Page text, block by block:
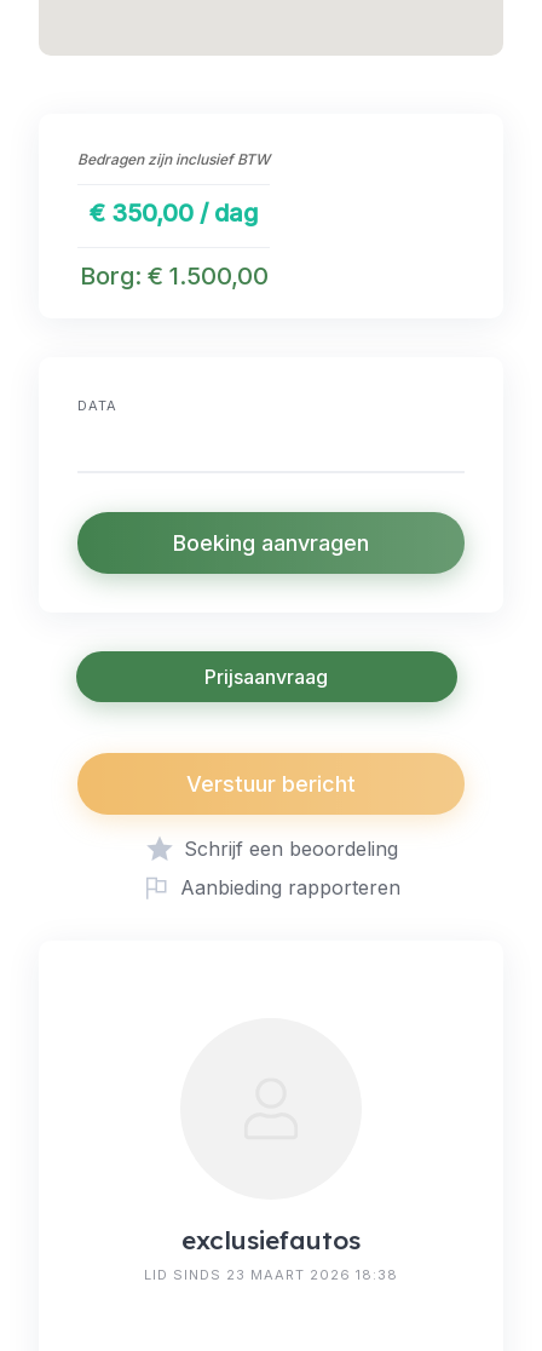
Bedragen zijn inclusief BTW
€ 350,00 / dag
Borg: € 1.500,00
DATA
Boeking aanvragen
Prijsaanvraag
Verstuur bericht
Schrijf een beoordeling
Aanbieding rapporteren
exclusiefautos
LID SINDS 23 MAART 2026 18:38